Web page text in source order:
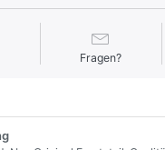
Fragen?